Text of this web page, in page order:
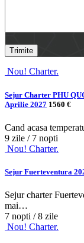
Nou! Charter.
Sejur Charter PHU
Aprilie 2027 1560 €
Cand acasa
9 zile / 7 nopti
Nou! Charter.
Sejur Fuerteventura
Sejur charter
mai…
7 nopti / 8 zile
Nou! Charter.